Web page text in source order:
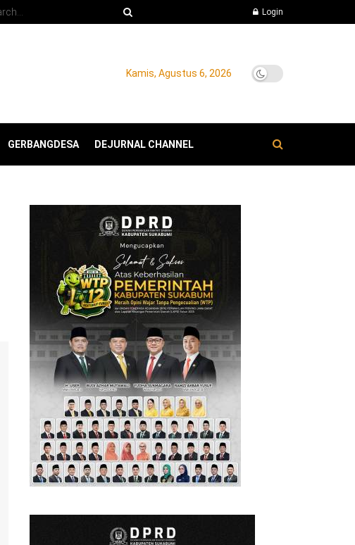
Login
Kamis, Agustus 6, 2026
GERBANGDESA DEJURNAL CHANNEL